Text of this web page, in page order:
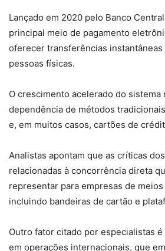
Lançado em 2020 pelo Banco
principal meio de pagamento
oferecer transferências instantâneas
pessoas físicas.
O crescimento acelerado do sistema
dependência de métodos
e, em muitos casos, cartões de
Analistas apontam que as críticas
relacionadas à concorrência direta
representar para empresas de
incluindo bandeiras de cartão e
Outro fator citado por especialistas
em operações internacionais, que